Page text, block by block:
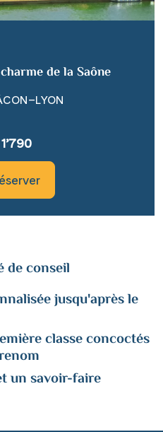
de la Saône
de conseil
jusqu'après le
classe concoctés
un savoir-faire